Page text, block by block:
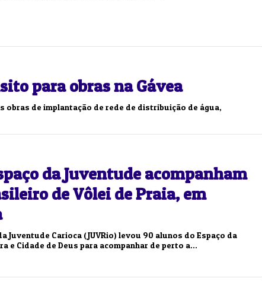
para obras na Gávea
obras de implantação de rede de distribuição de água,
da Juventude acompanham
de Vôlei de Praia, em
Juventude Carioca (JUVRio) levou 90 alunos do Espaço da
e Cidade de Deus para acompanhar de perto a...